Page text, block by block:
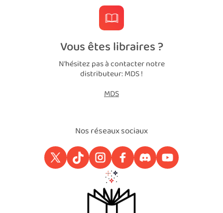
Vous êtes libraires ?
N'hésitez pas à contacter notre
distributeur: MDS !
MDS
Nos réseaux sociaux